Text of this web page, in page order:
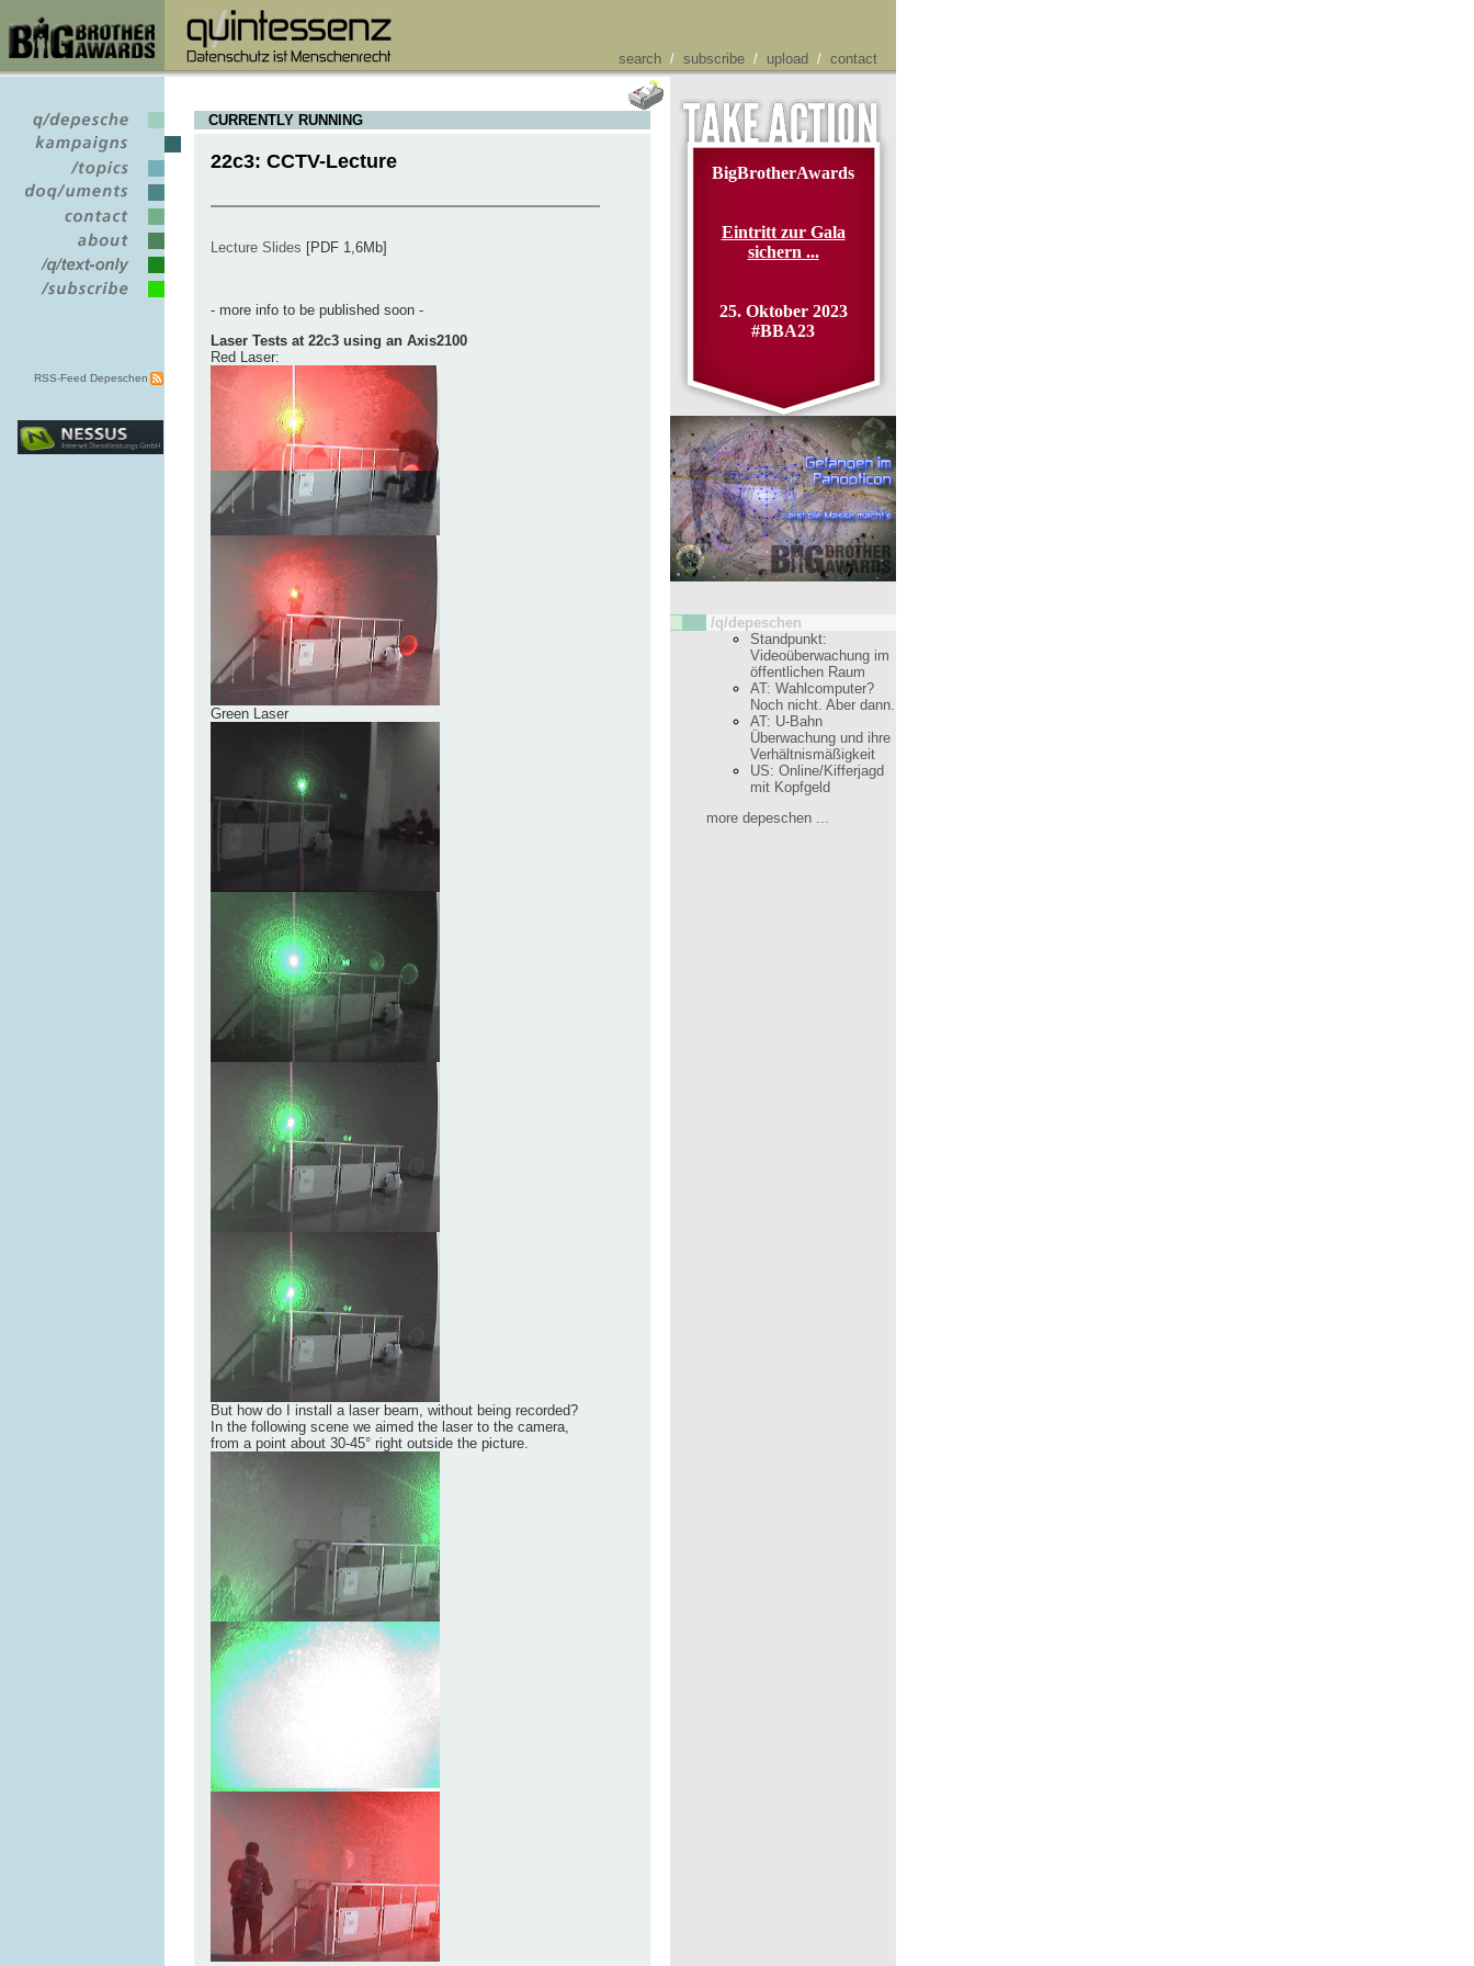
search / subscribe / upload / contact
RSS-Feed Depeschen
CURRENTLY RUNNING
22c3: CCTV-Lecture
Lecture Slides [PDF 1,6Mb]
- more info to be published soon -
Laser Tests at 22c3 using an Axis2100
Red Laser:
Green Laser
But how do I install a laser beam, without being recorded?
In the following scene we aimed the laser to the camera,
from a point about 30-45° right outside the picture.
BigBrotherAwards
Eintritt zur Gala
sichern ...
25. Oktober 2023
#BBA23
/q/depeschen
Standpunkt:
Videoüberwachung im
öffentlichen Raum
AT: Wahlcomputer?
Noch nicht. Aber dann.
AT: U-Bahn
Überwachung und ihre
Verhältnismäßigkeit
US: Online/Kifferjagd
mit Kopfgeld
more depeschen ...